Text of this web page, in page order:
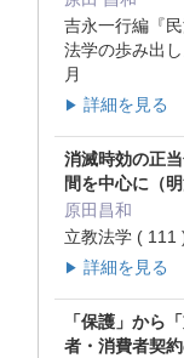
吉永一行編『
法学の歩み出
月
▶ 詳細を見る
消滅時効の正
間を中心に（
原田昌和
立教法学 (
▶ 詳細を見る
「保護」から
者・消費者契約